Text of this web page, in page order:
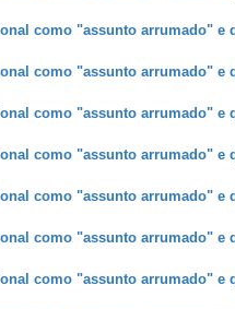
como "assunto arrumado" e
como "assunto arrumado" e
como "assunto arrumado" e
como "assunto arrumado" e
como "assunto arrumado" e
como "assunto arrumado" e
como "assunto arrumado" e